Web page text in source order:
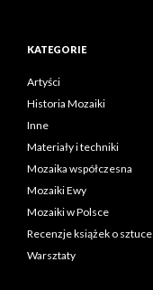
KATEGORIE
Artyści
Historia Mozaiki
Inne
Materiały i techniki
Mozaika współczesna
Mozaiki Ewy
Mozaiki w Polsce
Recenzje książek o sztuce
Warsztaty